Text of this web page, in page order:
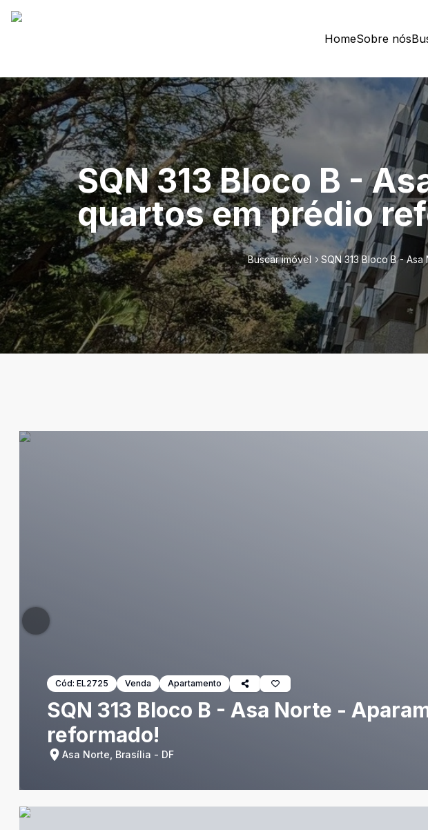
HomeSobre nós
SQN 313 Bloco B -
quartos em prédio
Buscar imóvel SQN 313 Bloco B -
Cód: EL2725 Venda Apartamento
SQN 313 Bloco B - Asa Norte -
reformado!
Asa Norte, Brasília - DF